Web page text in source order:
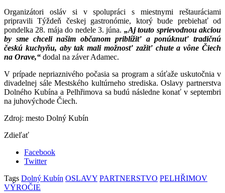
Organizátori osláv si v spolupráci s miestnymi reštauráciami
pripravili Týždeň českej gastronómie, ktorý bude prebiehať od
pondelka 28. mája do nedele 3. júna. „Aj touto sprievodnou akciou
by sme chceli našim občanom priblížiť a ponúknuť tradičnú
českú kuchyňu, aby tak mali možnosť zažiť chute a vône Čiech
na Orave,“ dodal na záver Adamec.
V prípade nepriaznivého počasia sa program a súťaže uskutočnia v
divadelnej sále Mestského kultúrneho strediska. Oslavy partnerstva
Dolného Kubína a Pelhřimova sa budú následne konať v septembri
na juhovýchode Čiech.
Zdroj: mesto Dolný Kubín
Zdieľať
Facebook
Twitter
Tags Dolný Kubín OSLAVY PARTNERSTVO PELHŘIMOV
VÝROČIE